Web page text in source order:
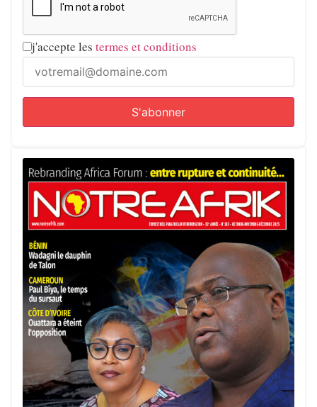
j'accepte les termes et conditions